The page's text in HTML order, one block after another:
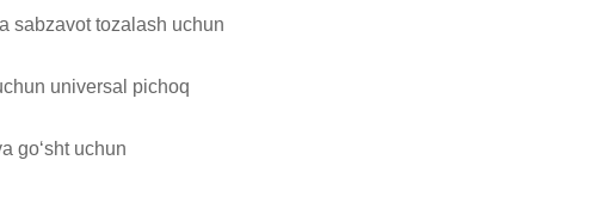
sabzavot tozalash uchun
universal pichoq
go‘sht uchun